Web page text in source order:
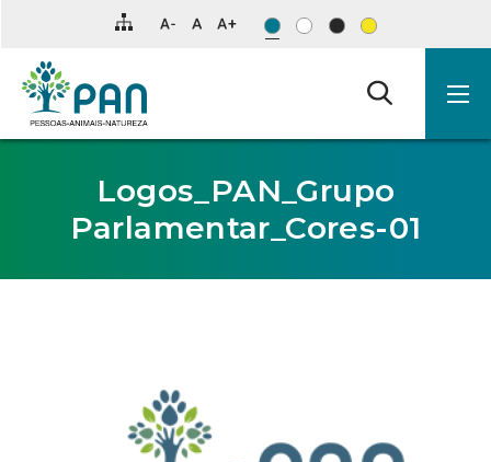
para
conteúdo
principal
da
Logos_PAN_Grupo
Parlamentar_Cores-01